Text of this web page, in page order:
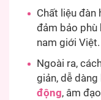
Chất liệu đàn
đảm bảo
nam giới Việt.
Ngoài ra,
giản, dễ
động, âm